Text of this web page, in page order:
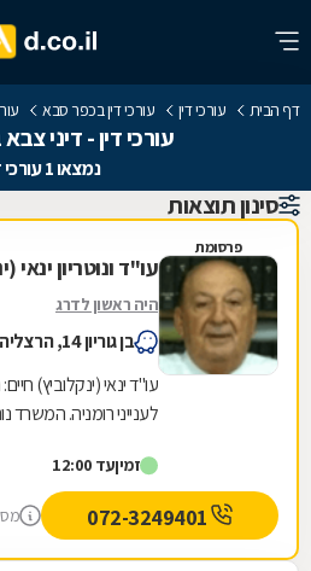
דף הבית עורכי דין עורכי דין בכפר סבא
עורכי דין - דיני
נמצאו 1 עורכי דין
סינון תוצאות
פרסומת
עו"ד ונוטריון ינאי
היה ראשון לדרג
בן גוריון 14, הרצליה
עו"ד ינאי (ינקלוביץ)
לענייני רומניה.
החוץ...
זמיןעד 12:00